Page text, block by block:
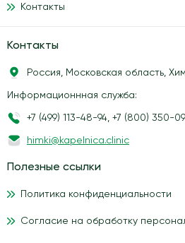
Контакты
Контакты
Россия, Московская область,
Информационнная служба:
+7 (499) 113-48-94, +7 (800) 350-
himki@kapelnica.clinic
Полезные ссылки
Политика конфиденциальности
Согласие на обработку